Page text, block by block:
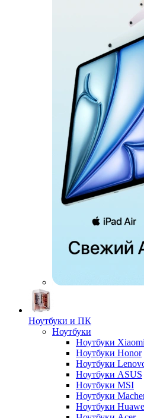
Ноутбуки и ПК
Ноутбуки
Ноутбуки Xiaomi
Ноутбуки Honor
Ноутбуки
Ноутбуки ASUS
Ноутбуки MSI
Ноутбуки
Ноутбуки